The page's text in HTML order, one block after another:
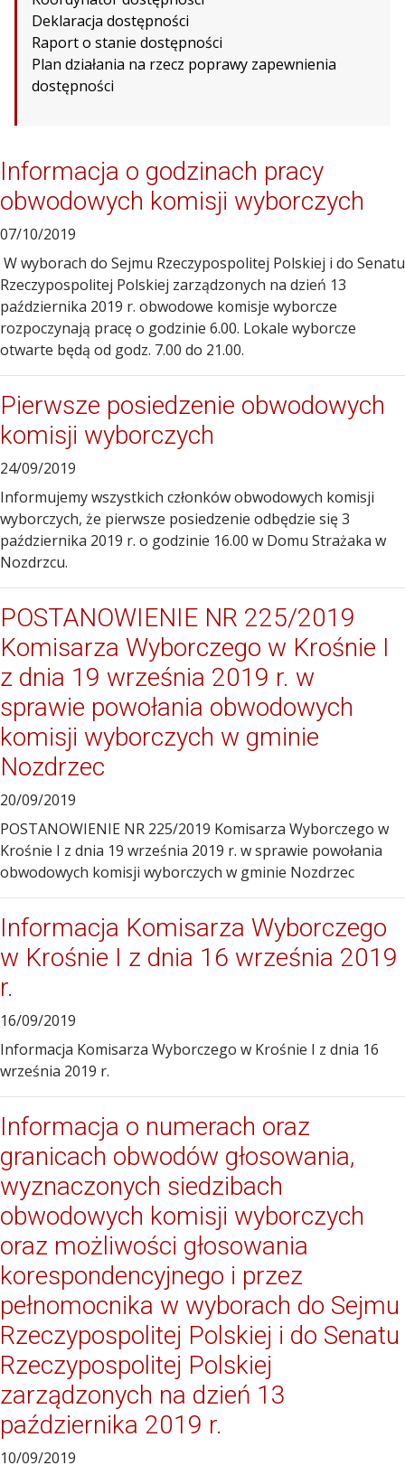
Deklaracja dostępności
Raport o stanie dostępności
Plan działania na rzecz poprawy zapewnienia
dostępności
Informacja o godzinach pracy
obwodowych komisji wyborczych
07/10/2019
W wyborach do Sejmu Rzeczypospolitej Polskiej i do Senatu
Rzeczypospolitej Polskiej zarządzonych na dzień 13
października 2019 r. obwodowe komisje wyborcze
rozpoczynają pracę o godzinie 6.00. Lokale wyborcze
otwarte będą od godz. 7.00 do 21.00.
Pierwsze posiedzenie obwodowych
komisji wyborczych
24/09/2019
Informujemy wszystkich członków obwodowych komisji
wyborczych, że pierwsze posiedzenie odbędzie się 3
października 2019 r. o godzinie 16.00 w Domu Strażaka w
Nozdrzcu.
POSTANOWIENIE NR 225/2019
Komisarza Wyborczego w Krośnie I
z dnia 19 września 2019 r. w
sprawie powołania obwodowych
komisji wyborczych w gminie
Nozdrzec
20/09/2019
POSTANOWIENIE NR 225/2019 Komisarza Wyborczego w
Krośnie I z dnia 19 września 2019 r. w sprawie powołania
obwodowych komisji wyborczych w gminie Nozdrzec
Informacja Komisarza Wyborczego
w Krośnie I z dnia 16 września 2019
r.
16/09/2019
Informacja Komisarza Wyborczego w Krośnie I z dnia 16
września 2019 r.
Informacja o numerach oraz
granicach obwodów głosowania,
wyznaczonych siedzibach
obwodowych komisji wyborczych
oraz możliwości głosowania
korespondencyjnego i przez
pełnomocnika w wyborach do Sejmu
Rzeczypospolitej Polskiej i do Senatu
Rzeczypospolitej Polskiej
zarządzonych na dzień 13
października 2019 r.
10/09/2019